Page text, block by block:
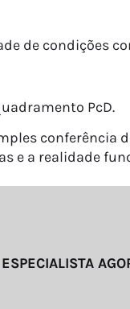
de condições
PcD.
conferência
e a realidade